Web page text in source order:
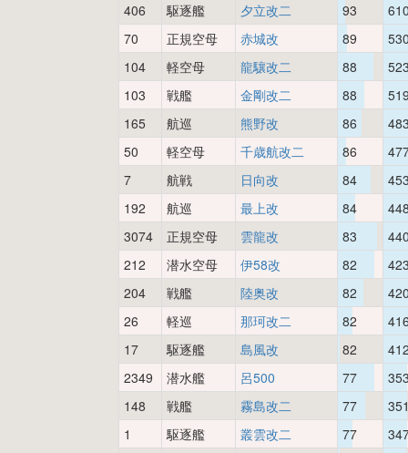
406
駆逐艦 夕立改二 93
70
正規空母 赤城改 89
104
軽空母 龍驤改二 88
103
戦艦 金剛改二 88
165
航巡 熊野改 86
50
軽空母 千歳航改二 86
7
航戦 日向改 84
192
航巡 最上改 84
3074
正規空母 雲龍改 83
212
潜水空母 伊58改 82
204
戦艦 陸奥改 82
26
軽巡 那珂改二 82
17
駆逐艦 島風改 82
2349
潜水艦 呂500 77
148
戦艦 霧島改二 77
1
駆逐艦 叢雲改二 77